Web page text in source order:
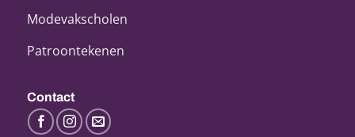
Modevakscholen
Patroontekenen
Contact